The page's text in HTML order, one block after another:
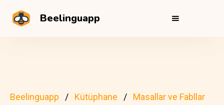
Beelinguapp
Beelinguapp Kütüphane
Masallar ve Fabllar